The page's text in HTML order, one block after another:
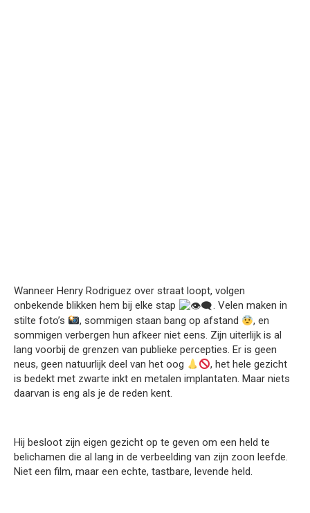
Wanneer Henry Rodriguez over straat loopt, volgen
onbekende blikken hem bij elke stap
. Velen maken in
stilte foto’s
, sommigen staan bang op afstand
, en
sommigen verbergen hun afkeer niet eens. Zijn uiterlijk is al
lang voorbij de grenzen van publieke percepties. Er is geen
neus, geen natuurlijk deel van het oog
, het hele gezicht
is bedekt met zwarte inkt en metalen implantaten. Maar niets
daarvan is eng als je de reden kent.
Hij besloot zijn eigen gezicht op te geven om een held te
belichamen die al lang in de verbeelding van zijn zoon leefde.
Niet een film, maar een echte, tastbare, levende held.